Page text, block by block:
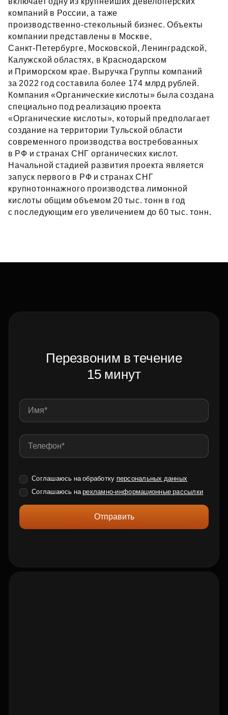
компаний в России, а таже
производственно‑стекольный бизнес. Объекты
компании представлены в Москве,
Санкт‑Петербурге, Московской, Ленинградской,
Калужской областях, в Краснодарском
и Приморском крае. Выручка Группы компаний
за 2022 год составила более 174 млрд рублей.
Компания «Органические кислоты» была создана
специально под реализацию проекта
«Органические кислоты», который предполагает
создание на территории Тульской области
современного производства востребованных
в РФ и странах СНГ органических кислот.
Начальной стадией развития проекта является
запуск первого в РФ и странах СНГ
крупнотоннажного производства лимонной
кислоты общим объемом 20 тыс. тонн в год
с последующим его увеличением до 60 тыс. тонн.
Перезвоним в течение
15 минут
Соглашаюсь на обработку персональных данных
Соглашаюсь нарекламно-информационные рассылки
Отправить